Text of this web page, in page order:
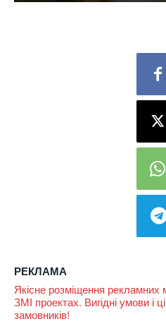
РЕКЛАМА
Якісне розміщення рекламних
ЗМІ проектах. Вигідні умови і
замовників!